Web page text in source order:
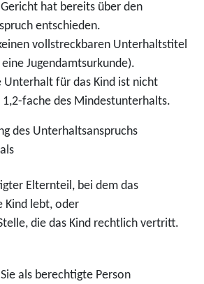
hat bereits über den
entschieden.
vollstreckbaren Unterhaltstitel
Jugendamtsurkunde).
Unterhalt für das Kind ist nicht
1,2-fache des Mindestunterhalts.
des Unterhaltsanspruchs
Elternteil, bei dem das
Kind lebt, oder
die das Kind rechtlich vertritt.
als berechtigte Person